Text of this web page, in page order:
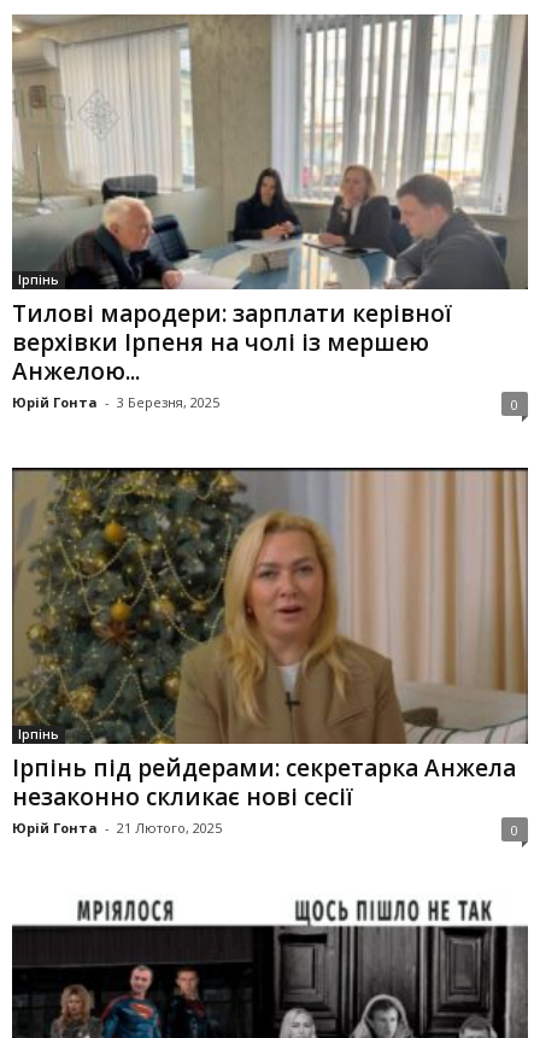
Ірпінь
Тилові мародери: зарплати керівної
верхівки Ірпеня на чолі із мершею
Анжелою...
Юрій Гонта - 3 Березня, 2025 0
Ірпінь
Ірпінь під рейдерами: секретарка Анжела
незаконно скликає нові сесії
Юрій Гонта - 21 Лютого, 2025 0